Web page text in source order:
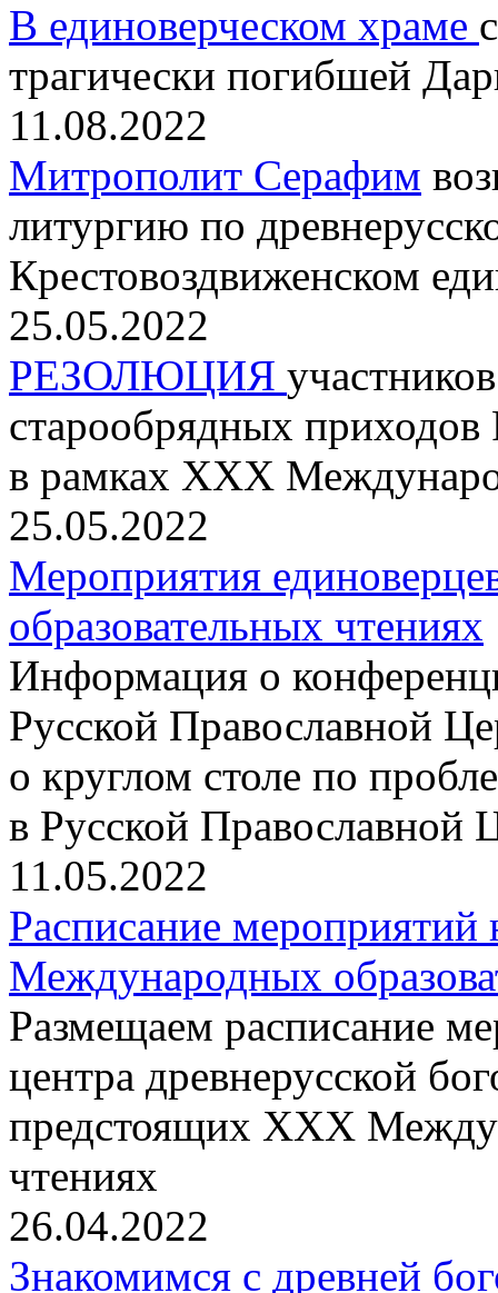
В единоверческом храме
трагически погибшей
11.08.2022
Митрополит Серафим
литургию по
Крестовоздвиженском
25.05.2022
РЕЗОЛЮЦИЯ
старообрядных
в рамках XXX
25.05.2022
Мероприятия
образовательных чтениях
Информация о
Русской Православной
о круглом столе по
в Русской Православной
11.05.2022
Расписание
Международных
Размещаем расписание
центра древнерусской
предстоящих XXX
чтениях
26.04.2022
Знакомимся с древней